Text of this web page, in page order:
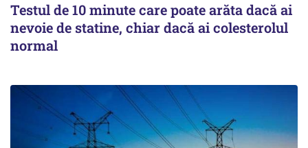
Testul de 10 minute care poate arăta dacă ai
nevoie de statine, chiar dacă ai colesterolul
normal